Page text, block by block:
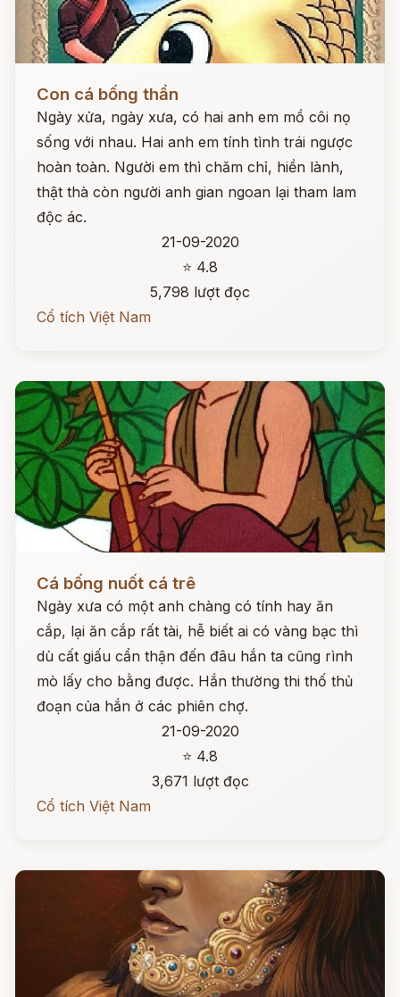
Con cá bống thần
Ngày xửa, ngày xưa, có hai anh em mồ côi nọ
sống với nhau. Hai anh em tính tình trái ngược
hoàn toàn. Người em thì chăm chỉ, hiền lành,
thật thà còn người anh gian ngoan lại tham lam
độc ác.
21-09-2020
⭐ 4.8
5,798 lượt đọc
Cổ tích Việt Nam
Đọc ngay
Cá bống nuốt cá trê
Ngày xưa có một anh chàng có tính hay ăn
cắp, lại ăn cắp rất tài, hễ biết ai có vàng bạc thì
dù cất giấu cẩn thận đến đâu hắn ta cũng rình
mò lấy cho bằng được. Hắn thường thi thố thủ
đoạn của hắn ở các phiên chợ.
21-09-2020
⭐ 4.8
3,671 lượt đọc
Cổ tích Việt Nam